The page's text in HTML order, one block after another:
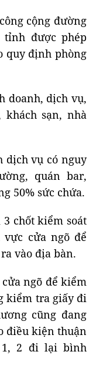
cộng đường
được phép
quy định phòng
doanh, dịch vụ,
sạn, nhà
vụ có nguy
quán bar,
50% sức chứa.
chốt kiểm soát
vực cửa ngõ để
vào địa bàn.
ngõ để kiểm
kiểm tra giấy đi
cũng đang
điều kiện thuận
1, 2 đi lại bình